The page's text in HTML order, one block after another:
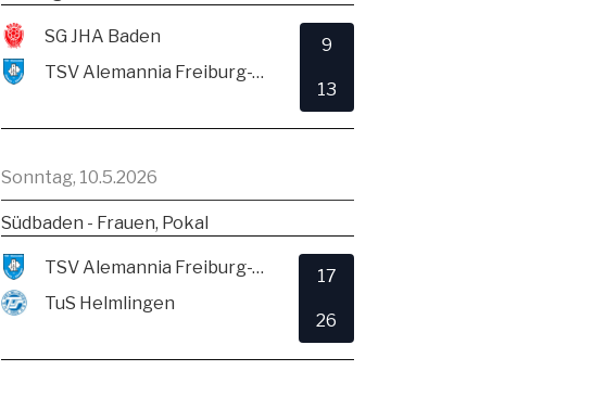
SG JHA Baden
TSV Alemannia Freiburg-Zähringen
9
13
Sonntag, 10.5.2026
Südbaden - Frauen, Pokal
TSV Alemannia Freiburg-Zähringen
TuS Helmlingen
17
26